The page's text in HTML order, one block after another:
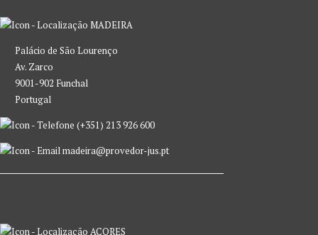
MADEIRA
Palácio de São Lourenço
Av. Zarco
9001-902 Funchal
Portugal
(+351) 213 926 600
madeira@provedor-jus.pt
AÇORES